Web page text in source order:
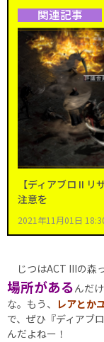
関連記事
【ディアブロ II
注意を
2021年11月01日
じつはACT IIIの森っ
場所があるんだ
な。もう、 レアとか
で、ぜひ『ディアブ
んだよねー！